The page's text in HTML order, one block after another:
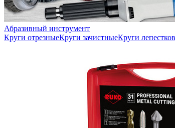
Абразивный инструмент
Круги отрезныеКруги зачистныеКруги